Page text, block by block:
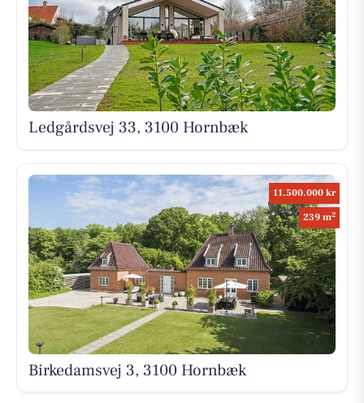
Ledgårdsvej 33, 3100 Hornbæk
11.500.000 kr
239 m2
Birkedamsvej 3, 3100 Hornbæk